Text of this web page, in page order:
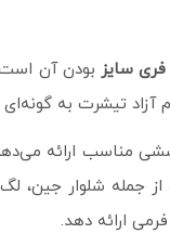
فری سایز بودن آن
آزاد تیشرت به
مناسب ارائه
از جمله شلوار
ارائه دهد.